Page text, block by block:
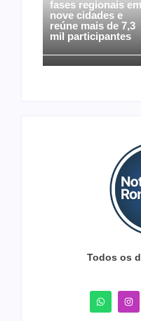
fases regionais em
nove cidades e
reúne mais de 7,3
mil participantes
Todos os